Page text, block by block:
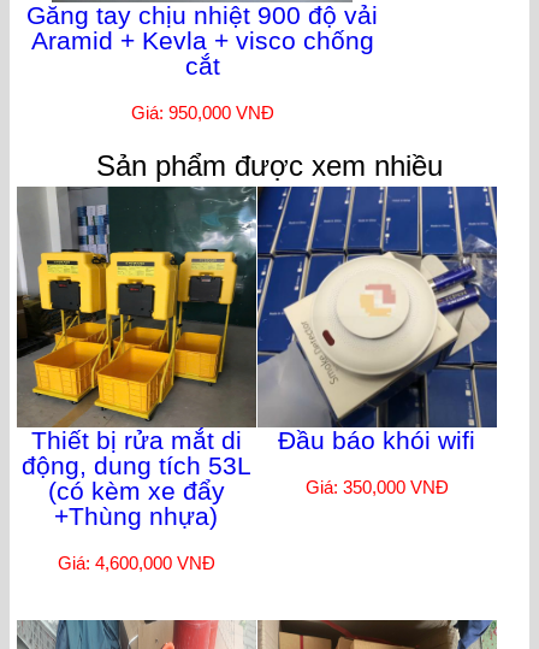
Găng tay chịu nhiệt 900 độ vải
Aramid + Kevla + visco chống
cắt
Giá: 950,000 VNĐ
Sản phẩm được xem nhiều
Thiết bị rửa mắt di
động, dung tích 53L
(có kèm xe đẩy
+Thùng nhựa)
Giá: 4,600,000 VNĐ
Đầu báo khói wifi
Giá: 350,000 VNĐ